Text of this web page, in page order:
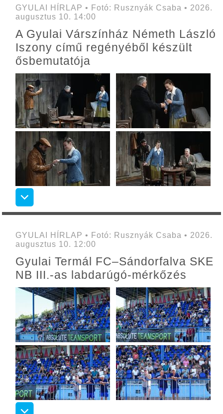
GYULAI HÍRLAP • Fotó: Rusznyák Csaba • 2026.
augusztus 10. 14:00
A Gyulai Várszínház Németh László
Iszony című regényéből készült
ősbemutatója
GYULAI HÍRLAP • Fotó: Rusznyák Csaba • 2026.
augusztus 10. 12:00
Gyulai Termál FC–Sándorfalva SKE
NB III.-as labdarúgó-mérkőzés